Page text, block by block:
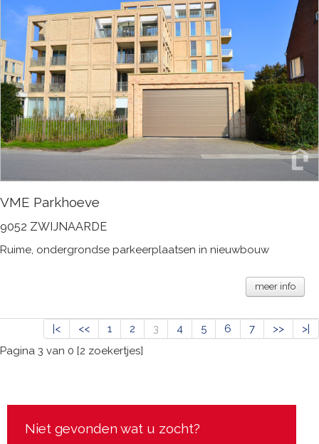
VME Parkhoeve
9052 ZWIJNAARDE
Ruime, ondergrondse parkeerplaatsen in nieuwbouw
meer info
|< << 1 2 3 4 5 6 7 >>
>|
Pagina 3 van 0 [2 zoekertjes]
Niet gevonden wat u zocht?